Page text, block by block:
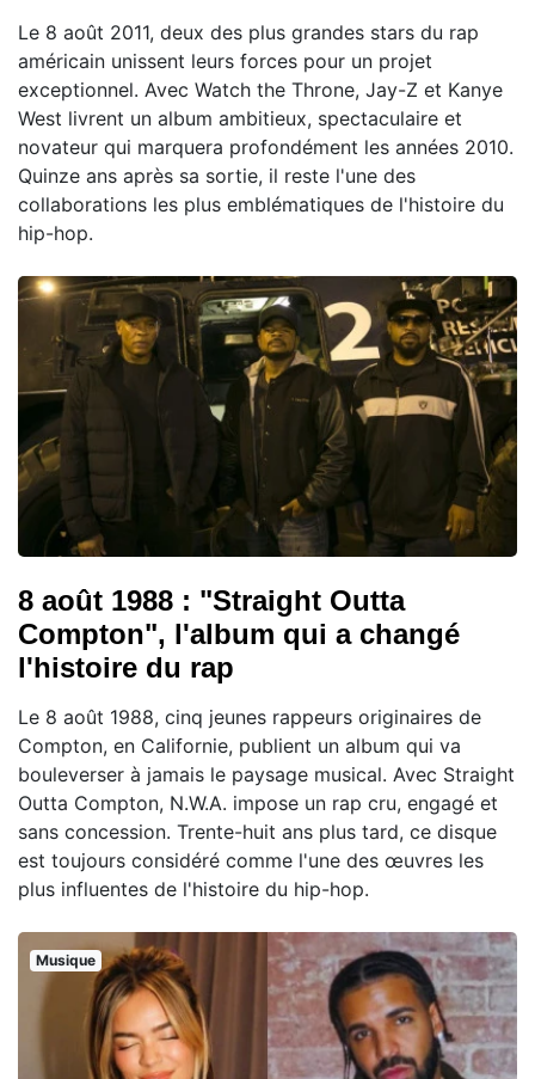
Le 8 août 2011, deux des plus grandes stars du rap
américain unissent leurs forces pour un projet
exceptionnel. Avec Watch the Throne, Jay-Z et Kanye
West livrent un album ambitieux, spectaculaire et
novateur qui marquera profondément les années 2010.
Quinze ans après sa sortie, il reste l'une des
collaborations les plus emblématiques de l'histoire du
hip-hop.
8 août 1988 : "Straight Outta
Compton", l'album qui a changé
l'histoire du rap
Le 8 août 1988, cinq jeunes rappeurs originaires de
Compton, en Californie, publient un album qui va
bouleverser à jamais le paysage musical. Avec Straight
Outta Compton, N.W.A. impose un rap cru, engagé et
sans concession. Trente-huit ans plus tard, ce disque
est toujours considéré comme l'une des œuvres les
plus influentes de l'histoire du hip-hop.
Musique